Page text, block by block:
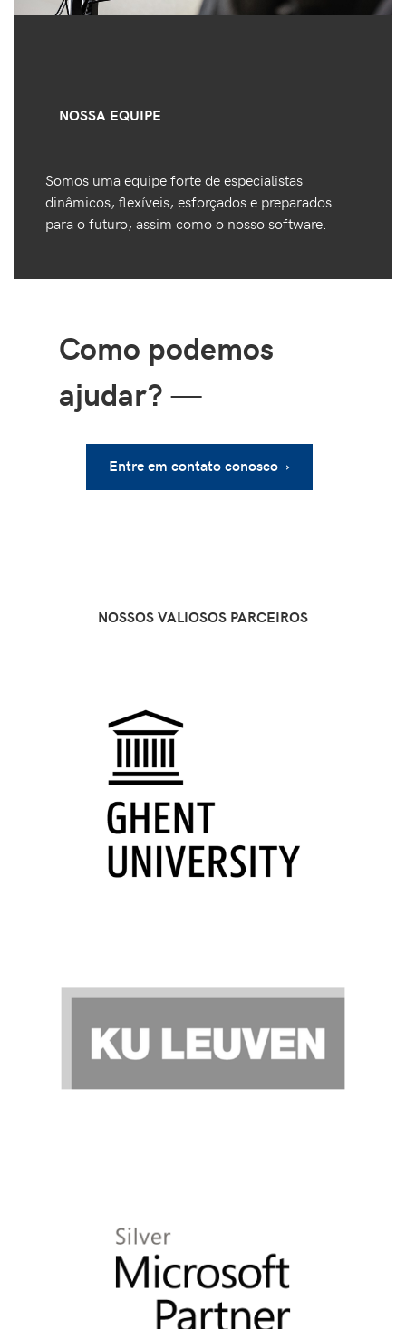
NOSSA EQUIPE
Somos uma equipe forte de especialistas
dinâmicos, flexíveis, esforçados e preparados
para o futuro, assim como o nosso software.
Como podemos
ajudar?—
Entre em contato conosco ›
NOSSOS VALIOSOS PARCEIROS